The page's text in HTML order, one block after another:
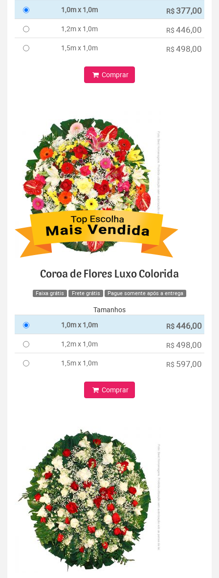
1,0m x 1,0m
R$ 377,00
1,2m x 1,0m R$ 446,00
1,5m x 1,0m R$ 498,00
Comprar
Coroa de Flores Luxo Colorida
Faixa grátis Frete grátis Pague somente após a entrega
Tamanhos
1,0m x 1,0m
R$446,00
1,2m x 1,0m R$ 498,00
1,5m x 1,0m R$ 597,00
Comprar